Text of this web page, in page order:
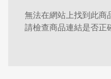
無法在網站上找到此商
請檢查商品連結是否正